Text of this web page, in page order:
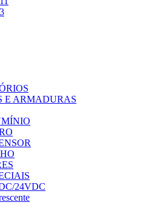
E ARMADURAS
24VDC